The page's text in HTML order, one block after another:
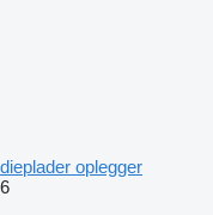
dieplader oplegger
6